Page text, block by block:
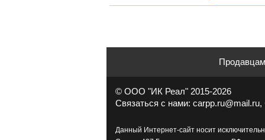
Продавцам
© ООО "ИК Реал" 2015-2026
Связаться с нами: carpp.ru@mail.ru,
Данный Интернет-сайт носит